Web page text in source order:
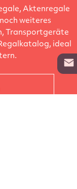
Aktenregale
weiteres
Transportgeräte
ideal